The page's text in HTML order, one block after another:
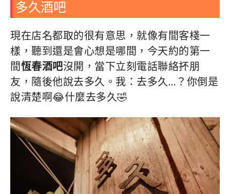
多久酒吧
現在店名都取的很有意思，就像有間客棧一
樣，聽到還是會心想是哪間，今天約的第一
間恆春酒吧沒開，當下立刻電話聯絡抔朋
友，隨後他說去多久。我：去多久…？你倒是
說清楚啊😂什麼去多久🤣